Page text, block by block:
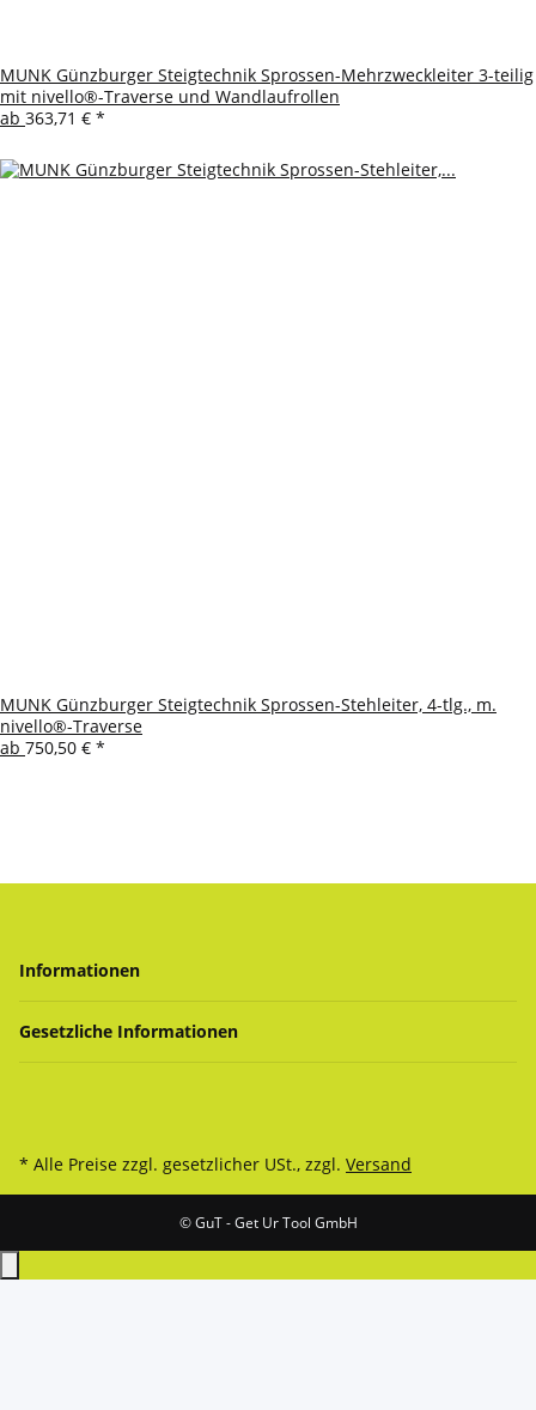
MUNK Günzburger Steigtechnik Sprossen-Mehrzweckleiter 3-teilig
mit nivello®-Traverse und Wandlaufrollen
ab 363,71 € *
MUNK Günzburger Steigtechnik Sprossen-Stehleiter, 4-tlg., m.
nivello®-Traverse
ab 750,50 € *
Informationen
Gesetzliche Informationen
* Alle Preise zzgl. gesetzlicher USt., zzgl. Versand
© GuT - Get Ur Tool GmbH